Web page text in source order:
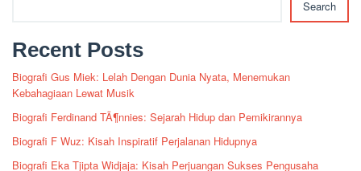
Search
Recent Posts
Biografi Gus Miek: Lelah Dengan Dunia Nyata, Menemukan
Kebahagiaan Lewat Musik
Biografi Ferdinand TÃ¶nnies: Sejarah Hidup dan Pemikirannya
Biografi F Wuz: Kisah Inspiratif Perjalanan Hidupnya
Biografi Eka Tjipta Widjaja: Kisah Perjuangan Sukses Pengusaha